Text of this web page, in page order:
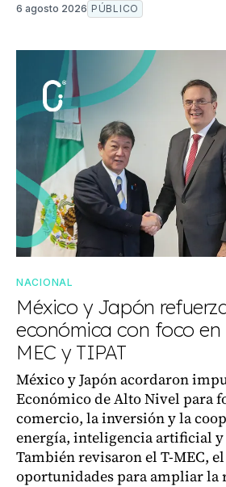
6 agosto 2026 PÚBLICO
NACIONAL
México y Japón
económica con foco en
MEC y TIPAT
México y Japón acordaron
Económico de Alto Nivel para
comercio, la inversión y la
energía, inteligencia artificial
También revisaron el T-MEC,
oportunidades para ampliar la